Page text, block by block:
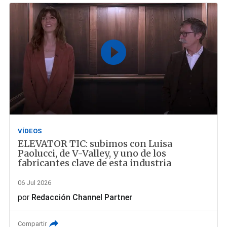
VÍDEOS
ELEVATOR TIC: subimos con Luisa
Paolucci, de V-Valley, y uno de los
fabricantes clave de esta industria
06 Jul 2026
por Redacción Channel Partner
Compartir